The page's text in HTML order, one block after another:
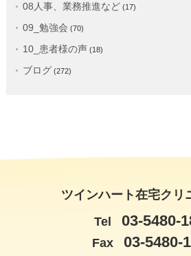
08人事、業務推進など (17)
09_勉強会 (70)
10_患者様の声 (18)
ブログ (272)
ツインハート在宅クリ
Tel
03-5480-
Fax 03-5480-